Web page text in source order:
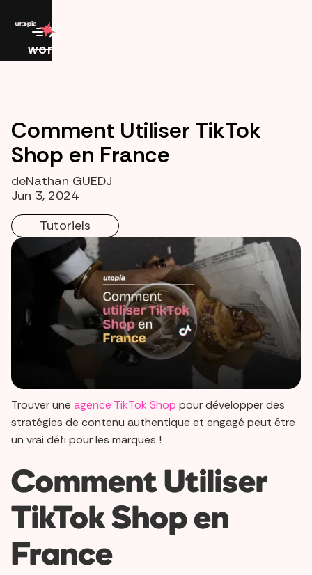
work
Comment Utiliser TikTok
Shop en France
deNathan GUEDJ
Jun 3, 2024
Tutoriels
Trouver une agence TikTok Shop pour développer des
stratégies de contenu authentique et engagé peut être
un vrai défi pour les marques !
Comment Utiliser
TikTok Shop en
France